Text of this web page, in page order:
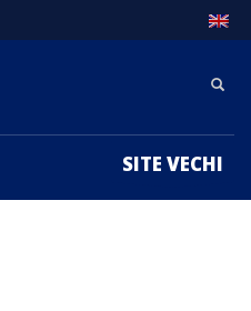
SITE VECHI